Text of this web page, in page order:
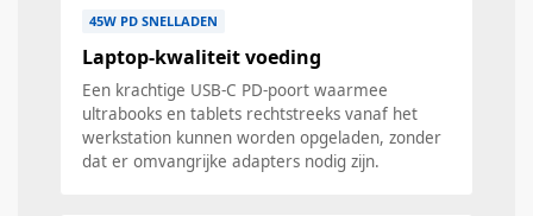
45W PD SNELLADEN
Laptop-kwaliteit voeding
Een krachtige USB-C PD-poort waarmee
ultrabooks en tablets rechtstreeks vanaf het
werkstation kunnen worden opgeladen, zonder
dat er omvangrijke adapters nodig zijn.